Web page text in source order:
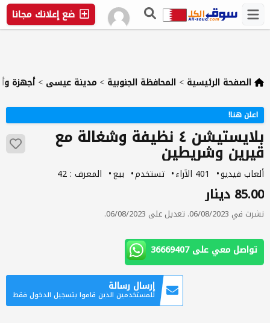
ضع إعلانك مجانا
الصفحة الرئيسية > المحافظة الجنوبية > مدينة عيسى >أجهزة
اعلن هنا!
بلايستيشن ٤ نظيفة وشغالة مع
قيرين وشريطين
ألعاب فيديو 401 الآراء تستخدم بيع المعرف : 42
85.00 دينار
نشرت في 06/08/2023. تعديل على 06/08/2023.
تواصل معي على 36669407
إرسال رسالة
للمستخدمين الذين قاموا بتسجيل الدخول فقط